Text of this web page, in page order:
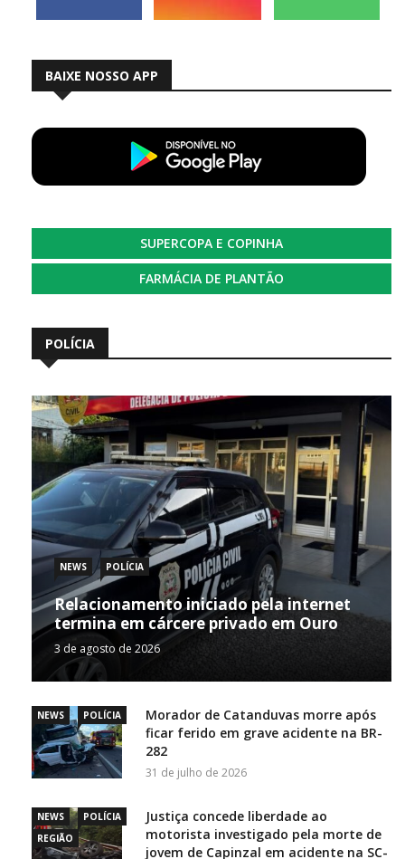
BAIXE NOSSO APP
SUPERCOPA E COPINHA
FARMÁCIA DE PLANTÃO
POLÍCIA
NEWS POLÍCIA
Relacionamento iniciado pela internet
termina em cárcere privado em Ouro
3 de agosto de 2026
NEWS POLÍCIA
Morador de Catanduvas morre após
ficar ferido em grave acidente na BR-
282
31 de julho de 2026
NEWS
POLÍCIA
REGIÃO
Justiça concede liberdade ao
motorista investigado pela morte de
jovem de Capinzal em acidente na SC-